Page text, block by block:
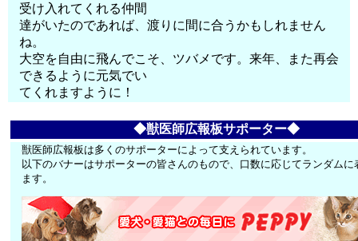
受け入れてくれる仲間
達がいたのであれば、渡りに間に合うかもしれません
ね。
大空を自由に飛んでこそ、ツバメです。来年、また再会
できるように元気でい
てくれますように！
◆獣医師広報板サポーター◆
獣医師広報板は多くのサポーターによって支えられています。
以下のバナーはサポーターの皆さんのもので、口数に応じてランダムに
ます。